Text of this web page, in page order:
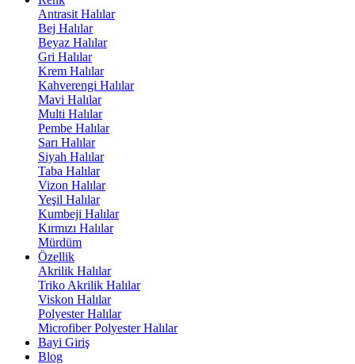
Antrasit Halılar
Bej Halılar
Beyaz Halılar
Gri Halılar
Krem Halılar
Kahverengi Halılar
Mavi Halılar
Multi Halılar
Pembe Halılar
Sarı Halılar
Siyah Halılar
Taba Halılar
Vizon Halılar
Yeşil Halılar
Kumbeji Halılar
Kırmızı Halılar
Mürdüm
Özellik
Akrilik Halılar
Triko Akrilik Halılar
Viskon Halılar
Polyester Halılar
Microfiber Polyester Halılar
Bayi Giriş
Blog